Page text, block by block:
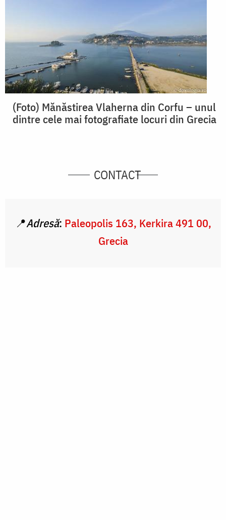
(Foto) Mănăstirea Vlaherna din Corfu – unul
dintre cele mai fotografiate locuri din Grecia
CONTACT
📍Adresă: Paleopolis 163, Kerkira 491 00,
Grecia